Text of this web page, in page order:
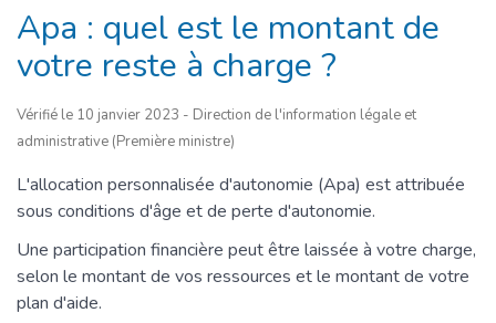
Apa : quel est le montant de
votre reste à charge ?
Vérifié le 10 janvier 2023 - Direction de l'information légale et
administrative (Première ministre)
L'allocation personnalisée d'autonomie (Apa) est attribuée
sous conditions d'âge et de perte d'autonomie.
Une participation financière peut être laissée à votre charge,
selon le montant de vos ressources et le montant de votre
plan d'aide.